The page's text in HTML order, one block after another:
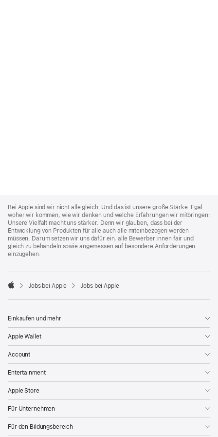
Footer
Bei Apple sind wir nicht alle gleich. Und das ist unsere große Stärke. Egal
woher wir kommen, wie wir denken und welche Erfahrungen wir mitbringen:
Unsere Vielfalt macht uns stärker. Denn wir glauben, dass bei der
Entwicklung von Produkten für alle auch alle miteinbezogen werden
müssen. Darum setzen wir uns dafür ein, alle Bewerber:innen fair und
gleich zu behandeln sowie angemessen auf besondere Anforderungen
einzugehen.

Jobs bei Apple Jobs bei Apple
Einkaufen und mehr
Apple Wallet
Account
Entertainment
Apple Store
Für Unternehmen
Für den Bildungsbereich